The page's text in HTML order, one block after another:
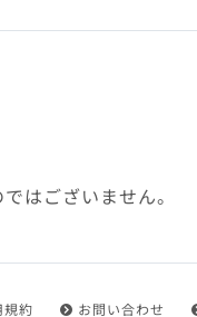
ない場合や自らの機器の
承するものとします。ま
やかに本サイト内に設
はございません。
規約 お問い合わせ